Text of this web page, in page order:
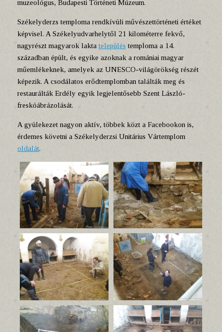
muzeológus, Budapesti Történeti Múzeum.
Székelyderzs temploma rendkívüli művészettörténeti értéket
képvisel. A Székelyudvarhelytől 21 kilométerre fekvő,
nagyrészt magyarok lakta település temploma a 14.
században épült, és egyike azoknak a romániai magyar
műemlékeknek, amelyek az UNESCO-világörökség részét
képezik. A csodálatos erődtemplomban találták meg és
restaurálták Erdély egyik legjelentősebb Szent László-
freskóábrázolását.
A gyülekezet nagyon aktív, többek közt a Facebookon is,
érdemes követni a Székelyderzsi Unitárius Vártemplom
oldalát.